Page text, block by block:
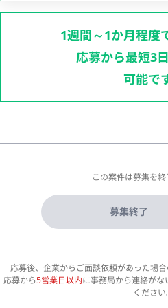
1週間～1か月程度
応募から最短3
可能で
この案件は募集を終
募集終了
応募後、企業からご面談依頼があった場
応募から5営業日以内に事務局から連絡が
ください。